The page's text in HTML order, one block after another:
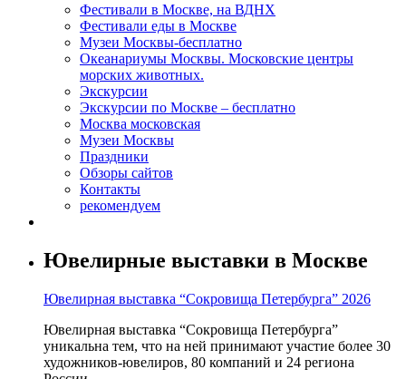
Фестивали в Москве, на ВДНХ
Фестивали еды в Москве
Музеи Москвы-бесплатно
Океанариумы Москвы. Московские центры
морских животных.
Экскурсии
Экскурсии по Москве – бесплатно
Москва московская
Музеи Москвы
Праздники
Обзоры сайтов
Контакты
рекомендуем
Ювелирные выставки в Москве
Ювелирная выставка “Сокровища Петербурга” 2026
Ювелирная выставка “Сокровища Петербурга”
уникальна тем, что на ней принимают участие более 30
художников-ювелиров, 80 компаний и 24 региона